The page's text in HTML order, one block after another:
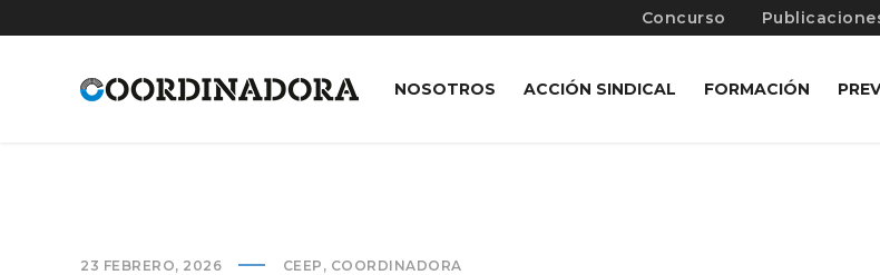
Concurso
NOSOTROS ACCIÓN SINDICAL FORMACIÓN
23 FEBRERO, 2026 CEEP , COORDINADORA